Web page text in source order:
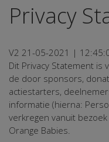
Privacy
V2 21-05-2021 |
Dit Privacy Statement is
de door sponsors,
actiestarters,
informatie (hierna:
verkregen vanuit
Orange Babies.